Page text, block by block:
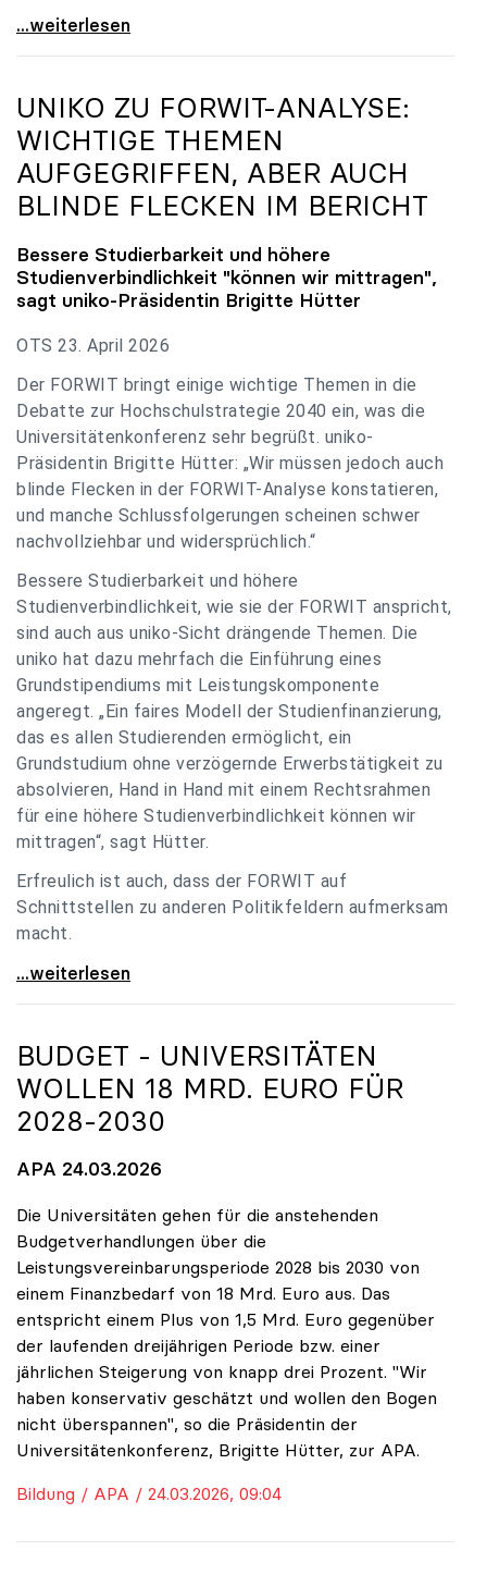
uniko zu Budgetverhandlungen: Universitäten sind
...weiterlesen
UNIKO ZU FORWIT-ANALYSE:
WICHTIGE THEMEN
AUFGEGRIFFEN, ABER AUCH
BLINDE FLECKEN IM BERICHT
Bessere Studierbarkeit und höhere
Studienverbindlichkeit "können wir mittragen",
sagt uniko-Präsidentin Brigitte Hütter
OTS 23. April 2026
Der FORWIT bringt einige wichtige Themen in die
Debatte zur Hochschulstrategie 2040 ein, was die
Universitätenkonferenz sehr begrüßt. uniko-
Präsidentin Brigitte Hütter: „Wir müssen jedoch auch
blinde Flecken in der FORWIT-Analyse konstatieren,
und manche Schlussfolgerungen scheinen schwer
nachvollziehbar und widersprüchlich.“
Bessere Studierbarkeit und höhere
Studienverbindlichkeit, wie sie der FORWIT anspricht,
sind auch aus uniko-Sicht drängende Themen. Die
uniko hat dazu mehrfach die Einführung eines
Grundstipendiums mit Leistungskomponente
angeregt. „Ein faires Modell der Studienfinanzierung,
das es allen Studierenden ermöglicht, ein
Grundstudium ohne verzögernde Erwerbstätigkeit zu
absolvieren, Hand in Hand mit einem Rechtsrahmen
für eine höhere Studienverbindlichkeit können wir
mittragen“, sagt Hütter.
Erfreulich ist auch, dass der FORWIT auf
Schnittstellen zu anderen Politikfeldern aufmerksam
macht.
uniko zu FORWIT-Analyse: Wichtige Themen
...weiterlesen
BUDGET - UNIVERSITÄTEN
WOLLEN 18 MRD. EURO FÜR
2028-2030
APA 24.03.2026
Die Universitäten gehen für die anstehenden
Budgetverhandlungen über die
Leistungsvereinbarungsperiode 2028 bis 2030 von
einem Finanzbedarf von 18 Mrd. Euro aus. Das
entspricht einem Plus von 1,5 Mrd. Euro gegenüber
der laufenden dreijährigen Periode bzw. einer
jährlichen Steigerung von knapp drei Prozent. "Wir
haben konservativ geschätzt und wollen den Bogen
nicht überspannen", so die Präsidentin der
Universitätenkonferenz, Brigitte Hütter, zur APA.
Bildung / APA / 24.03.2026, 09:04